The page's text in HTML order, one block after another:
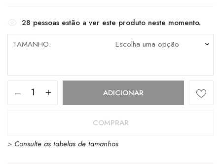
28 pessoas estão a ver este produto neste momento.
TAMANHO
Quantidade
DARK
ADICIONAR
COMPRAR
> Consulte as tabelas de tamanhos